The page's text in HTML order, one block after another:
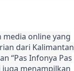
media online yang
dari Kalimantan
“Pas Infonya Pas
juga menampilkan